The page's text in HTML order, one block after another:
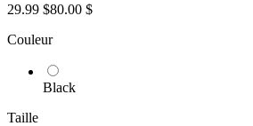
29.99 $80.00 $
Couleur
Black
Taille